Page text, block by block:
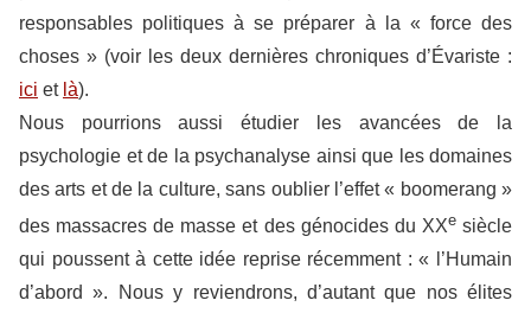
responsables politiques à se préparer à la « force des
choses » (voir les deux dernières chroniques d’Évariste :
ici et là).
Nous pourrions aussi étudier les avancées de la
psychologie et de la psychanalyse ainsi que les domaines
des arts et de la culture, sans oublier l’effet « boomerang »
des massacres de masse et des génocides du XXesiècle
qui poussent à cette idée reprise récemment : « l’Humain
d’abord ». Nous y reviendrons, d’autant que nos élites